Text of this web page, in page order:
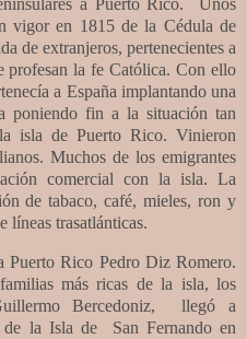
a Puerto Rico.
Unos
vigor en 1815 de la Cédula de
de extranjeros, pertenecientes a
profesan la fe Católica. Con ello
a España implantando una
poniendo fin a la situación tan
isla de Puerto Rico. Vinieron
Muchos de los emigrantes
comercial con la isla. La
de tabaco, café, mieles, ron y
líneas trasatlánticas.
Puerto Rico Pedro Diz Romero.
más ricas de la isla, los
Bercedoniz,
llegó a
de la Isla de
San Fernando en